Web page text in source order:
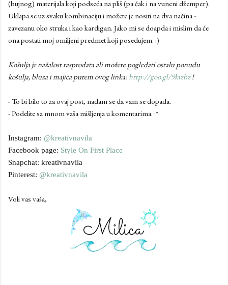
(bujnog) materijala koji podseća na pliš (pa čak i na vuneni džemper).
Uklapa se uz svaku kombinaciju i možete je nositi na dva načina -
zavezanu oko struka i kao kardigan. Jako mi se doapda i mislim da će
ona postati moj omiljeni predmet koji posedujem. :)
Košulja je nažalost rasprodata ali možete pogledati ostalu ponudu
košulja, bluza i majica putem ovog linka:http://goo.gl/9kizbz!
- To bi bilo to za ovaj post, nadam se da vam se dopada.
- Podelite sa mnom vaša mišljenja u komentarima. :*
Instagram: @kreativnavila
Facebook page: Style On First Place
Snapchat: kreativnavila
Pinterest: @kreativnavila
Voli vas vaša,